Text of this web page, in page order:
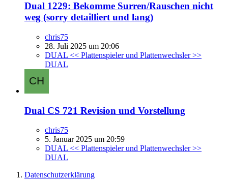
Dual 1229: Bekomme Surren/Rauschen nicht
weg (sorry detailliert und lang)
chris75
28. Juli 2025 um 20:06
DUAL << Plattenspieler und Plattenwechsler >>
DUAL
Dual CS 721 Revision und Vorstellung
chris75
5. Januar 2025 um 20:59
DUAL << Plattenspieler und Plattenwechsler >>
DUAL
Datenschutzerklärung